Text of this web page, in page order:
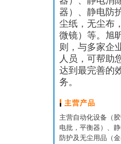
器）、静电防
尘纸，无尘布
微镜）等。旭
则，与多家企
人员，可帮助
达到最完善的
务。
主营自动化设备（
电批，平衡器）、
防护及无尘用品（